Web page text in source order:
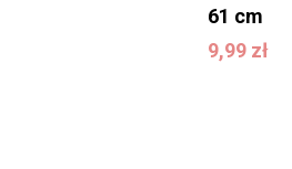
61 cm
9,99 zł
9,99zł